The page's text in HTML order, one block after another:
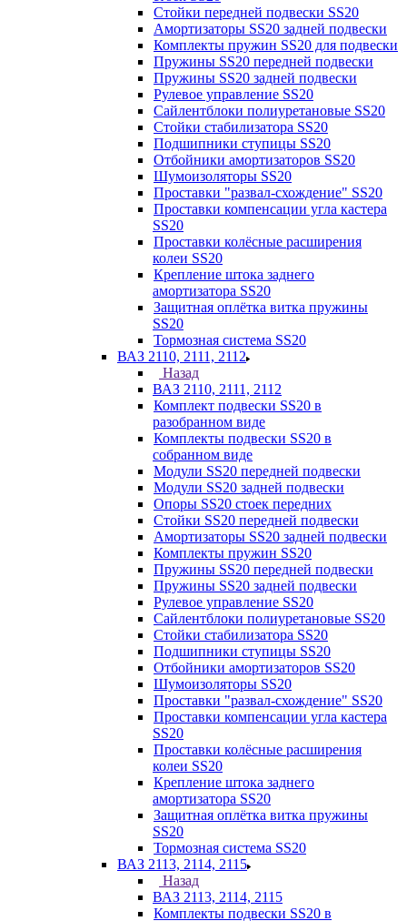
Стойки передней подвески SS20
Амортизаторы SS20 задней подвески
Комплекты пружин SS20 для подвески
Пружины SS20 передней подвески
Пружины SS20 задней подвески
Рулевое управление SS20
Сайлентблоки полиуретановые SS20
Стойки стабилизатора SS20
Подшипники ступицы SS20
Отбойники амортизаторов SS20
Шумоизоляторы SS20
Проставки "развал-схождение" SS20
Проставки компенсации угла кастера
SS20
Проставки колёсные расширения
колеи SS20
Крепление штока заднего
амортизатора SS20
Защитная оплётка витка пружины
SS20
Тормозная система SS20
ВАЗ 2110, 2111, 2112
Назад
ВАЗ 2110, 2111, 2112
Комплект подвески SS20 в
разобранном виде
Комплекты подвески SS20 в
собранном виде
Модули SS20 передней подвески
Модули SS20 задней подвески
Опоры SS20 стоек передних
Стойки SS20 передней подвески
Амортизаторы SS20 задней подвески
Комплекты пружин SS20
Пружины SS20 передней подвески
Пружины SS20 задней подвески
Рулевое управление SS20
Сайлентблоки полиуретановые SS20
Стойки стабилизатора SS20
Подшипники ступицы SS20
Отбойники амортизаторов SS20
Шумоизоляторы SS20
Проставки "развал-схождение" SS20
Проставки компенсации угла кастера
SS20
Проставки колёсные расширения
колеи SS20
Крепление штока заднего
амортизатора SS20
Защитная оплётка витка пружины
SS20
Тормозная система SS20
ВАЗ 2113, 2114, 2115
Назад
ВАЗ 2113, 2114, 2115
Комплекты подвески SS20 в